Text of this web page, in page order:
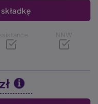
NNW